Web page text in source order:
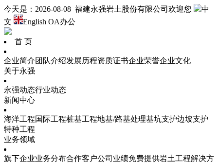
今天是：2026-08-08 福建永强岩土股份有限公司欢迎您
中
文
English OA办公
首 页
企业简介团队介绍发展历程资质证书企业荣誉企业文化
关于永强
永强动态行业动态
新闻中心
海洋工程国际工程桩基工程地基/路基处理基坑支护边坡支护
特种工程
业务领域
旗下企业业务分布合作客户公司业绩免费提供岩土工程解决方